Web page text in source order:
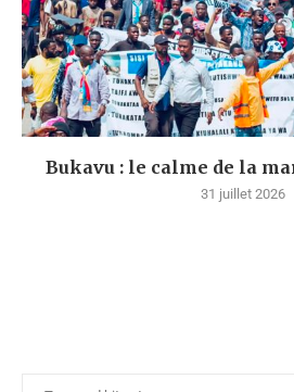
Bukavu : le calme de la
31 juillet 2026